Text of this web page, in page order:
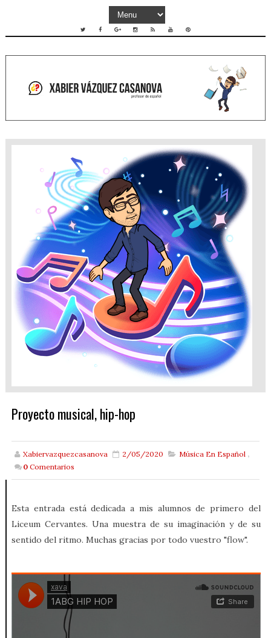
Proyecto musical, hip-hop
Xabiervazquezcasanova 2/05/2020 Música En Español ,
0 Comentarios
Esta entrada está dedicada a mis alumnos de primero del
Liceum Cervantes. Una muestra de su imaginación y de su
sentido del ritmo. Muchas gracias por todo vuestro "flow".